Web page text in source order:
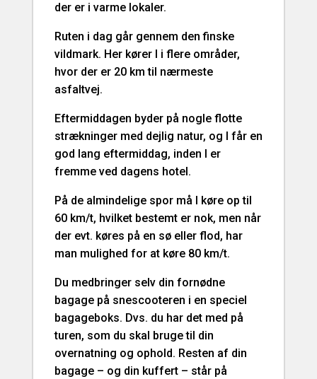
der er i varme lokaler.
Ruten i dag går gennem den finske
vildmark. Her kører I i flere områder,
hvor der er 20 km til nærmeste
asfaltvej.
Eftermiddagen byder på nogle flotte
strækninger med dejlig natur, og I får en
god lang eftermiddag, inden I er
fremme ved dagens hotel.
På de almindelige spor må I køre op til
60 km/t, hvilket bestemt er nok, men når
der evt. køres på en sø eller flod, har
man mulighed for at køre 80 km/t.
Du medbringer selv din fornødne
bagage på snescooteren i en speciel
bagageboks. Dvs. du har det med på
turen, som du skal bruge til din
overnatning og ophold. Resten af din
bagage – og din kuffert – står på